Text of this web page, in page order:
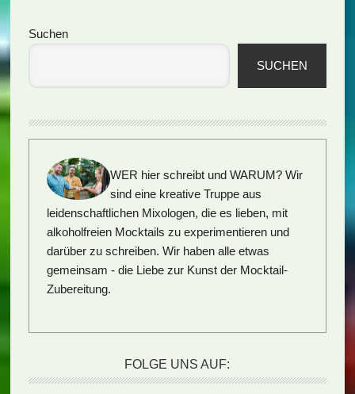
Seitenspalte
Suchen
SUCHEN
WER hier schreibt und WARUM? Wir
sind eine kreative Truppe aus
leidenschaftlichen Mixologen, die es lieben, mit
alkoholfreien Mocktails zu experimentieren und
darüber zu schreiben. Wir haben alle etwas
gemeinsam - die Liebe zur Kunst der Mocktail-
Zubereitung.
FOLGE UNS AUF: